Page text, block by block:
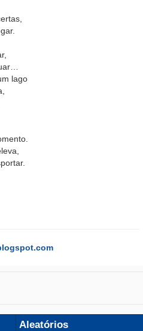
lago
Aleatórios